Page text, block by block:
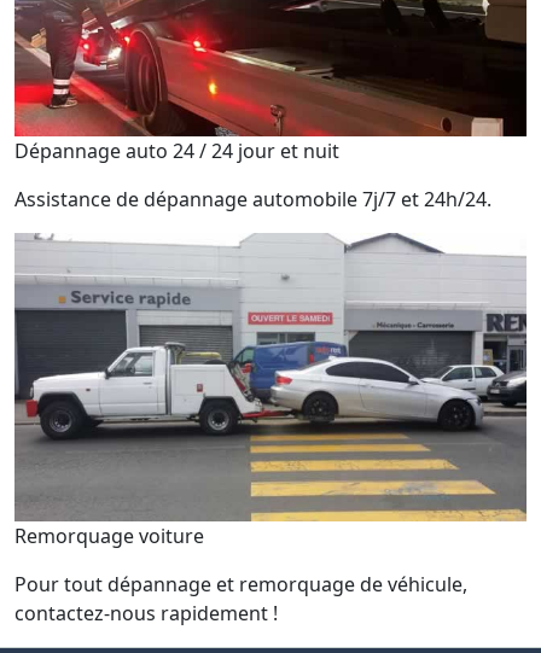
Dépannage auto 24 / 24 jour et nuit
Assistance de dépannage automobile 7j/7 et 24h/24.
Remorquage voiture
Pour tout dépannage et remorquage de véhicule,
contactez-nous rapidement !